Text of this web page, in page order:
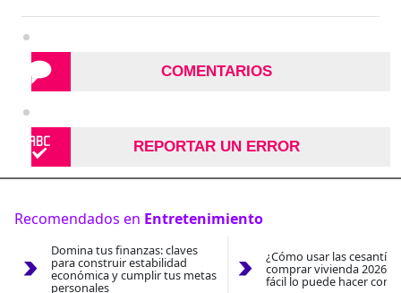
COMENTARIOS
REPORTAR UN ERROR
Recomendados en Entretenimiento
Domina tus finanzas: claves
para construir estabilidad
económica y cumplir tus metas
personales
¿Cómo usar las
comprar vivienda 2026?
fácil lo puede hacer con